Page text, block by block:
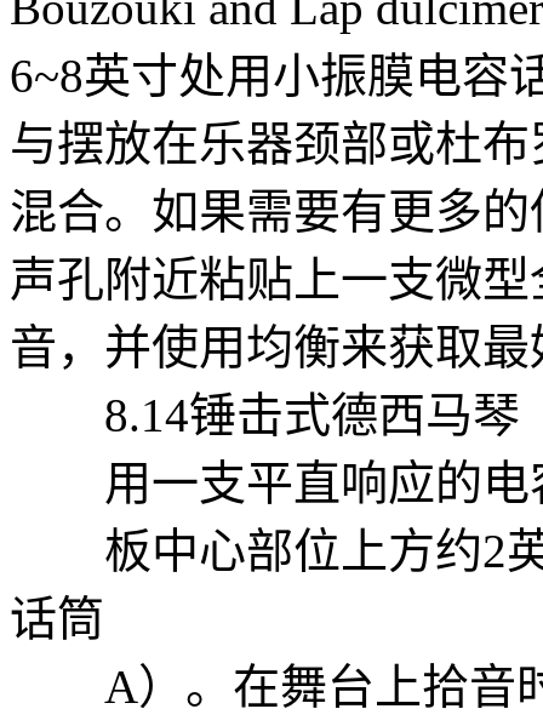
6~8英寸处用小振膜电容
与摆放在乐器颈部或杜
混合。如果需要有更多
声孔附近粘贴上一支微
音，并使用均衡来获取
8.14锤击式德西马琴（
用一支平直响应的电
板中心部位上方约2英
话筒
A）。在舞台上拾音